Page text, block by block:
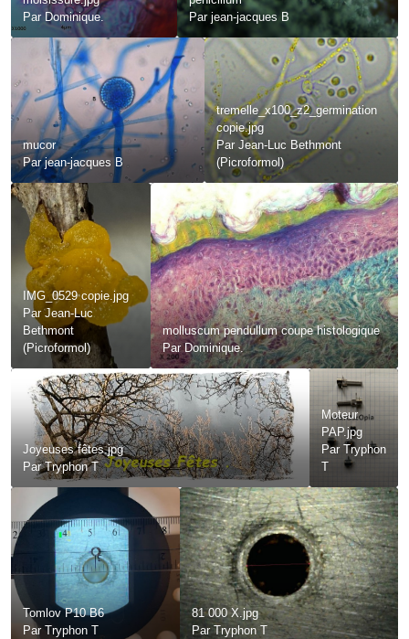
Par Dominique.
Par jean-jacques B
mucor
Parjean-jacques B
tremelle_x100_z2_germination
copie.jpg
Par Jean-Luc Bethmont
(Picroformol)
IMG_0529 copie.jpg
ParJean-Luc
Bethmont
(Picroformol)
molluscum pendullum coupe histologique
ParDominique.
Joyeuses fêtes.jpg
ParTryphon T
Moteur
PAP.jpg
Par Tryphon
T
Tomlov P10 B6
Par Tryphon T
81 000 X.jpg
Par Tryphon T